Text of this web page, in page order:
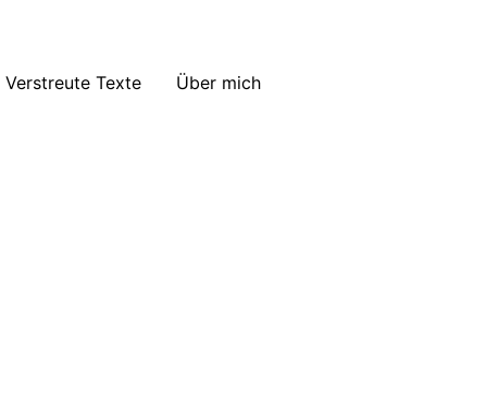
Verstreute Texte Über mich